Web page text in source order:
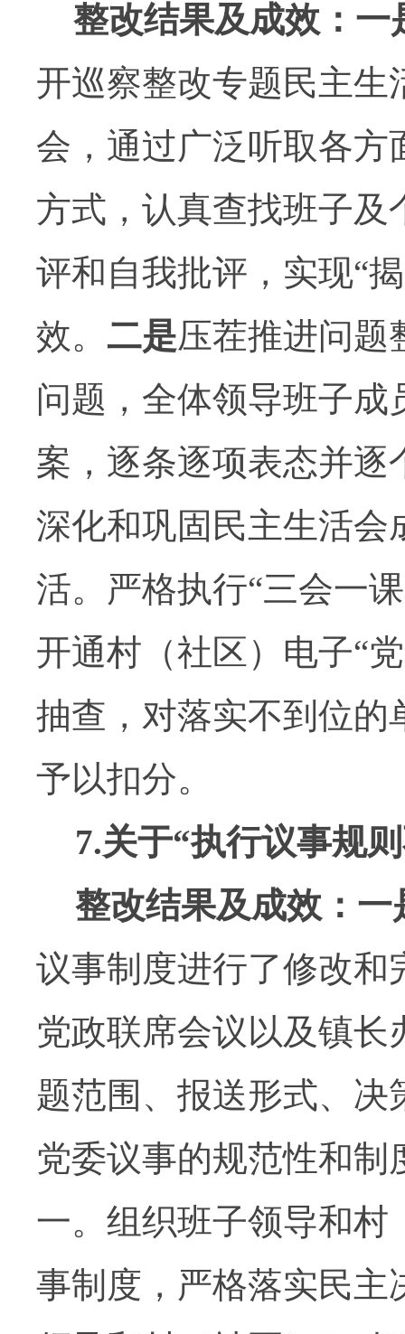
整改结果及成效：一
开巡察整改专题民主生
会，通过广泛听取各方
方式，认真查找班子及
评和自我批评，实现“
效。 二是压茬推进问题
问题，全体领导班子
案，逐条逐项表态并逐
深化和巩固民主生活会
活。严格执行“三会一课
开通村（社区）电子“
抽查，对落实不到位的
予以扣分。
7.关于“执行议事规
整改结果及成效：一
议事制度进行了修改和
党政联席会议以及镇
题范围、报送形式、
党委议事的规范性和制
一。组织班子领导和村
事制度，严格落实民主